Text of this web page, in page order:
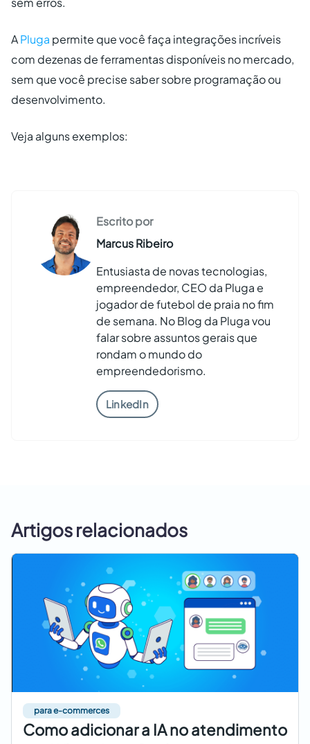
APluga permite que você faça integrações incríveis
com dezenas de ferramentas disponíveis no mercado,
sem que você precise saber sobre programação ou
desenvolvimento.
Veja alguns exemplos:
Escrito por
Marcus Ribeiro
Entusiasta de novas tecnologias,
empreendedor, CEO da Pluga e
jogador de futebol de praia no fim
de semana. No Blog da Pluga vou
falar sobre assuntos gerais que
rondam o mundo do
empreendedorismo.
LinkedIn
Artigos relacionados
para e-commerces
Como adicionar a IA no atendimento